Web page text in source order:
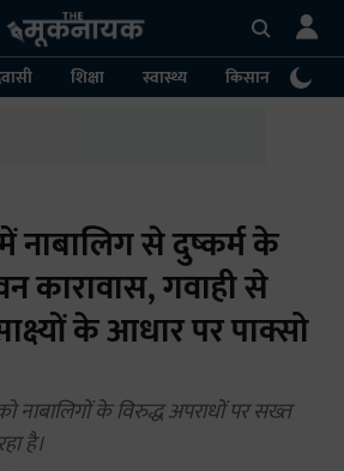
शिक्षा स्वास्थ्य किसान
नाबालिग से दुष्कर्म के
कारावास, गवाही से
के आधार पर पाक्सो
के विरुद्ध अपराधों पर सख्त
है।